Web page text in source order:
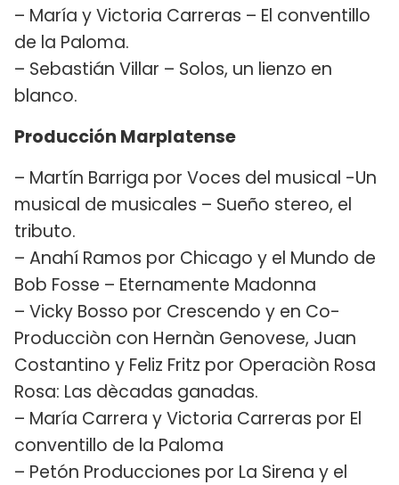
– María y Victoria Carreras – El conventillo
de la Paloma.
– Sebastián Villar – Solos, un lienzo en
blanco.
Producción Marplatense
– Martín Barriga por Voces del musical -Un
musical de musicales – Sueño stereo, el
tributo.
– Anahí Ramos por Chicago y el Mundo de
Bob Fosse – Eternamente Madonna
– Vicky Bosso por Crescendo y en Co-
Producciòn con Hernàn Genovese, Juan
Costantino y Feliz Fritz por Operaciòn Rosa
Rosa: Las dècadas ganadas.
– María Carrera y Victoria Carreras por El
conventillo de la Paloma
– Petón Producciones por La Sirena y el